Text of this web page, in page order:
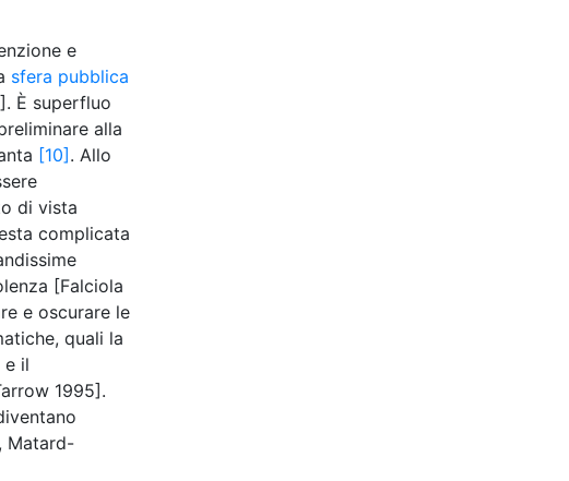
e
sfera pubblica
È superfluo
alla
[10] . Allo
di vista
complicata
[Falciola
e oscurare le
quali la
e il
1995].
Matard-